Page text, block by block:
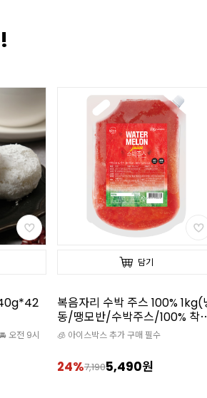
1kg(냉
착
담기
[프렌즈파머]완벽한 수박 100%
1kg(국산/냉동/땡모반/100%착
즙)
🧊 아이스박스 추가 구매 필수
12%12,50011,000원